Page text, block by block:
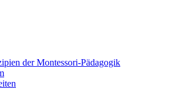
der Montessori-Pädagogik